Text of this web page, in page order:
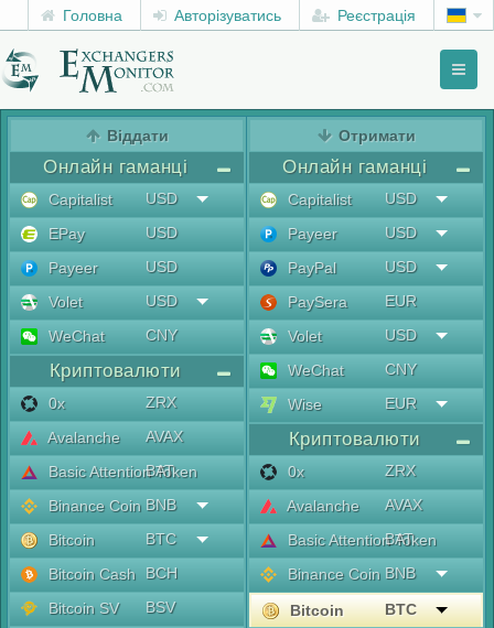
Головна Авторізуватись Реєстрація
Віддати
Онлайн гаманці
Capitalist
USD
EPay
USD
Payeer
USD
Volet
USD
WeChat
CNY
Криптовалюти
0x
ZRX
Avalanche
AVAX
Basic Attention Token
BAT
Binance Coin BNB
Bitcoin
BTC
Bitcoin Cash
BCH
Bitcoin SV
BSV
Отримати
Онлайн гаманці
Capitalist
USD
Payeer
USD
PayPal
USD
PaySera
EUR
Volet
USD
WeChat
CNY
Wise
EUR
Криптовалюти
0x
ZRX
Avalanche
AVAX
Basic Attention Token
BAT
Binance Coin BNB
Bitcoin
BTC